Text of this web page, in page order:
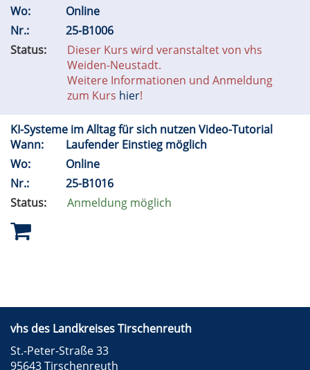
Wo:
Online
Nr.:
25-B1006
Status:
Dieser Kurs wird veranstaltet von vhs
Weiden-Neustadt.
Weitere Informationen und Anmeldung
zum Kurs hier!
KI-Systeme im Alltag für sich nutzen Video-Tutorial
Wann:
Laufender Einstieg möglich
Wo:
Online
Nr.:
25-B1016
Status:
Anmeldung möglich
vhs des Landkreises Tirschenreuth
St.-Peter-Straße 33
95643 Tirschenreuth